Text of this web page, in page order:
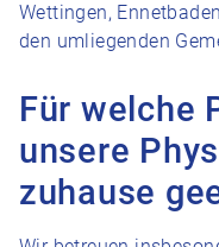
Wettingen,
den umliegenden
Für welche
unsere
zuhause